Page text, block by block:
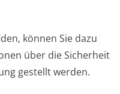
können Sie dazu
über die Sicherheit
gestellt werden.